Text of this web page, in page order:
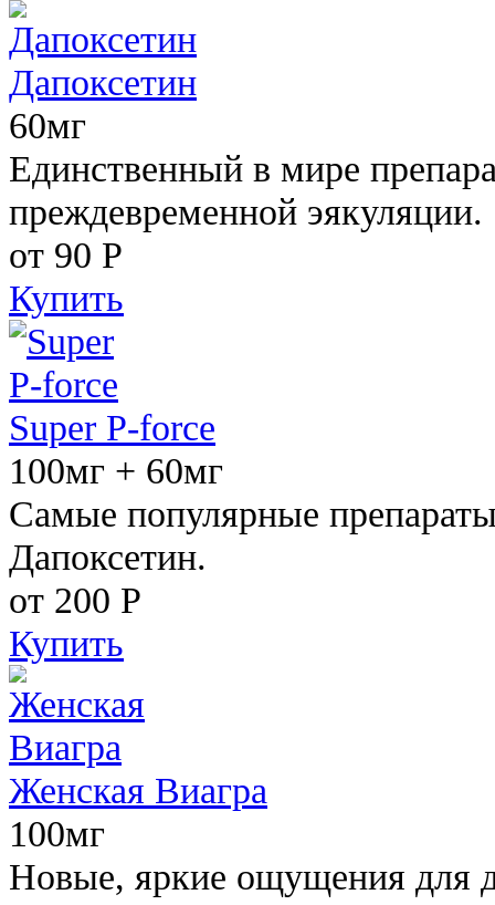
Дапоксетин
60мг
Единственный в мире
преждевременной эякуляции.
от 90 Р
Купить
Super P-force
100мг + 60мг
Самые популярные
Дапоксетин.
от 200 Р
Купить
Женская Виагра
100мг
Новые, яркие ощущения для